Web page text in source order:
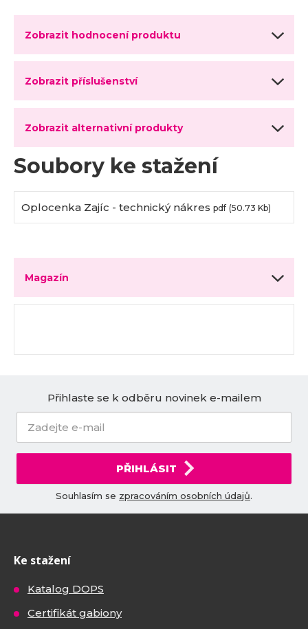
Zobrazit hodnocení produktu
Zobrazit příslušenství
Zobrazit alternativní produkty
Soubory ke stažení
Oplocenka Zajíc - technický nákres pdf (50.73 Kb)
Magazín
Přihlaste se k odběru novinek e-mailem
PŘIHLÁSIT
Souhlasím se zpracováním osobních údajů.
Ke stažení
Katalog DOPS
Certifikát gabiony